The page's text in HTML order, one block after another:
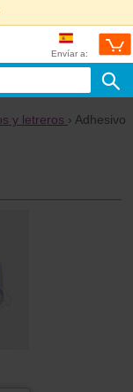
Envíar a:
y letreros › Adhesivo